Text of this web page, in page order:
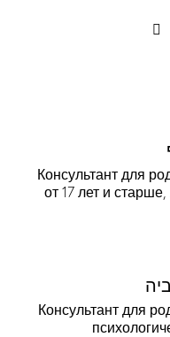
Консультант для
от 17 лет и
Консультант для